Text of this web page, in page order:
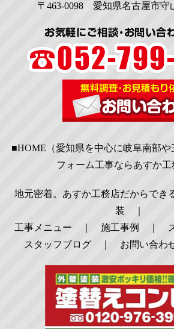
〒463-0098 愛知県名古屋市守
■HOME（愛知県を中心に岐阜南部や
フォーム工事ならあすか工
地元密着。あすか工務店だからでき
装
工事メニュー
施工事例
スタッフブログ
お問い合わ